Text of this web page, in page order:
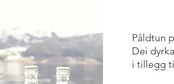
Påldtun
Dei
i tillegg